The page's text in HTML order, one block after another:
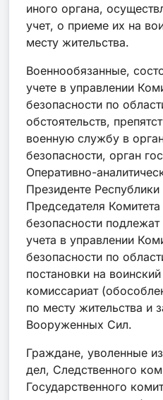
иного органа,
учет, о приеме их на
месту жительства.
Военнообязанные,
учете в управлении
безопасности по
обстоятельств,
военную службу в
безопасности, орган
Оперативно-
Президенте
Председателя
безопасности
учета в управлении
безопасности по
постановки на
комиссариат
по месту жительства и
Вооруженных Сил.
Граждане, уволенные
дел, Следственного
Государственного